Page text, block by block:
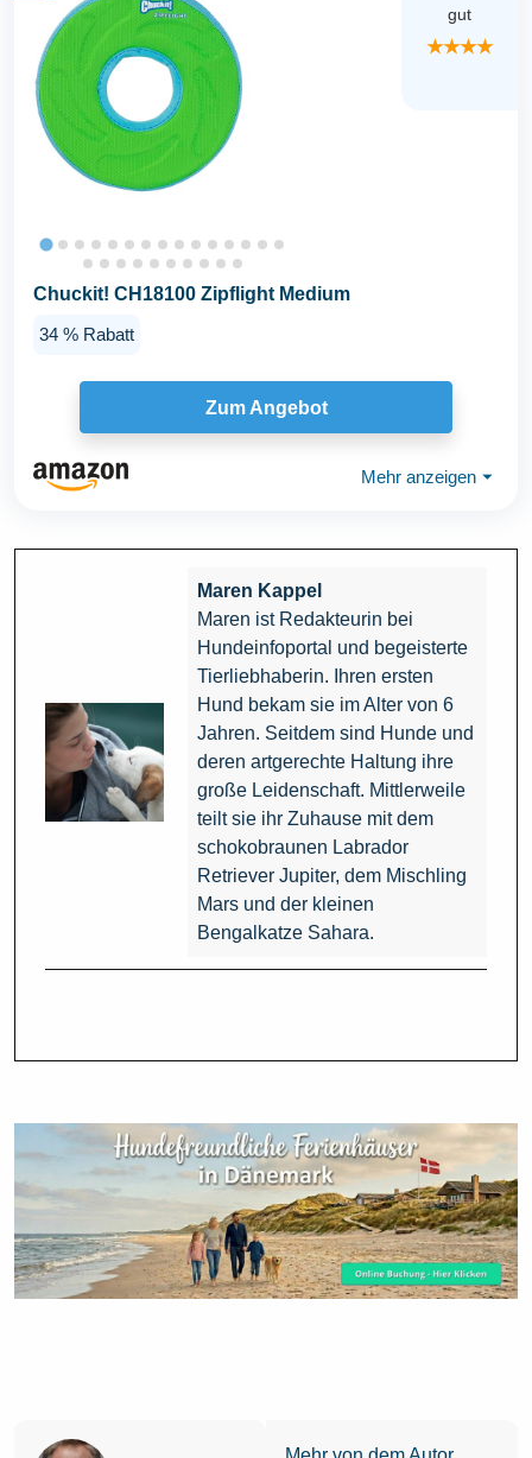
gut
★★★★
Chuckit! CH18100 Zipflight Medium
34 % Rabatt
Zum Angebot
Mehr anzeigen ⏷
Maren Kappel
Maren ist Redakteurin bei
Hundeinfoportal und begeisterte
Tierliebhaberin. Ihren ersten
Hund bekam sie im Alter von 6
Jahren. Seitdem sind Hunde und
deren artgerechte Haltung ihre
große Leidenschaft. Mittlerweile
teilt sie ihr Zuhause mit dem
schokobraunen Labrador
Retriever Jupiter, dem Mischling
Mars und der kleinen
Bengalkatze Sahara.